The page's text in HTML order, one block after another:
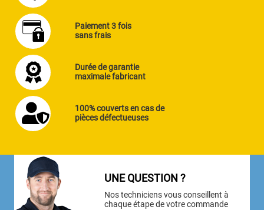
Paiement 3 fois
sans frais
Durée de garantie
maximale fabricant
100% couverts en cas de
pièces défectueuses
UNE QUESTION ?
Nos techniciens vous conseillent à
chaque étape de votre commande